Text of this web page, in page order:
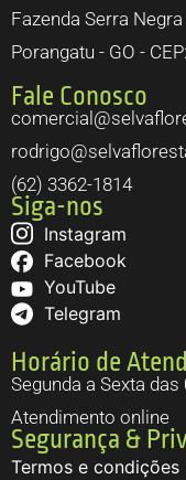
Fazenda Serra Negra
Porangatu - GO -
Fale Conosco
(62) 3362-1814
Siga-nos
Instagram
Facebook
YouTube
Telegram
Horário de
Segunda a Sexta das
Atendimento online
Segurança &
Termos e condições